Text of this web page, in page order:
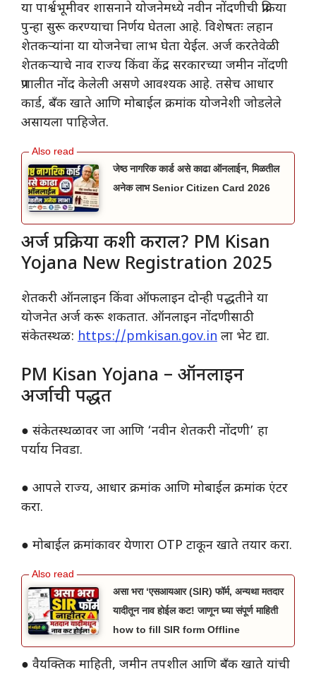
या पार्श्वभूमीवर शासनाने योजनेमध्ये नवीन नोंदणीची प्रक्रिया
पुन्हा सुरू करण्याचा निर्णय घेतला आहे. विशेषतः लहान
शेतकऱ्यांना या योजनेचा लाभ घेता येईल. अर्ज करतेवेळी
शेतकऱ्याचे नाव राज्य किंवा केंद्र सरकारच्या जमीन नोंदणी
प्रणालीत नोंद केलेली असणे आवश्यक आहे. तसेच आधार
कार्ड, बँक खाते आणि मोबाईल क्रमांक योजनेशी जोडलेले
असायला पाहिजेत.
जेष्ठ नागरिक कार्ड असे काढा ऑनलाईन, मिळतील
अनेक लाभ Senior Citizen Card 2026
अर्ज प्रक्रिया कशी कराल? PM Kisan
Yojana New Registration 2025
शेतकरी ऑनलाइन किंवा ऑफलाइन दोन्ही पद्धतीने या
योजनेत अर्ज करू शकतात. ऑनलाइन नोंदणीसाठी
संकेतस्थळ: https://pmkisan.gov.in ला भेट द्या.
PM Kisan Yojana – ऑनलाइन
अर्जाची पद्धत
● संकेतस्थळावर जा आणि ‘नवीन शेतकरी नोंदणी’ हा
पर्याय निवडा.
● आपले राज्य, आधार क्रमांक आणि मोबाईल क्रमांक एंटर
करा.
● मोबाईल क्रमांकावर येणारा OTP टाकून खाते तयार करा.
असा भरा ‘एसआयआर (SIR) फॉर्म, अन्यथा मतदार
यादीतून नाव होईल कट! जाणून घ्या संपूर्ण माहिती
how to fill SIR form Offline
● वैयक्तिक माहिती, जमीन तपशील आणि बँक खाते यांची